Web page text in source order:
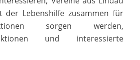
der Lebenshilfe zusammen für
sorgen werden,
und interessierte